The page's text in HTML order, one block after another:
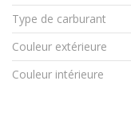
Type de carburant
Couleur extérieure
Couleur intérieure